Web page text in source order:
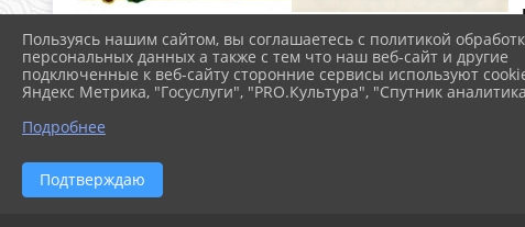
Пользуясь нашим сайтом, вы соглашаетесь с политикой
персональных данных а также с тем что наш веб-сайт и другие
подключенные к веб-сайту сторонние сервисы используют
Яндекс Метрика, "Госуслуги", "PRO.Культура", "Спутник
Подробнее
Подтверждаю